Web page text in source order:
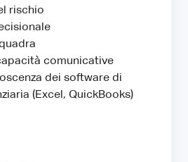
rischio
comunicative
dei software di
(Excel, QuickBooks)